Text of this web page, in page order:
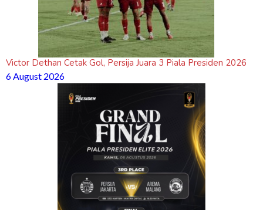
Victor Dethan Cetak Gol, Persija Juara 3 Piala Presiden 2026
6 August 2026